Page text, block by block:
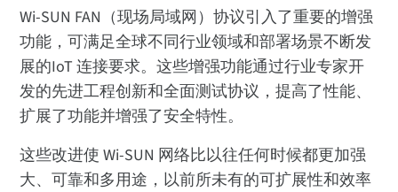
Wi-SUN FAN（现场局域网）协议引入了重要的增强
功能，可满足全球不同行业领域和部署场景不断发
展的IoT 连接要求。这些增强功能通过行业专家开
发的先进工程创新和全面测试协议，提高了性能、
扩展了功能并增强了安全特性。
这些改进使 Wi-SUN 网络比以往任何时候都更加强
大、可靠和多用途，以前所未有的可扩展性和效率